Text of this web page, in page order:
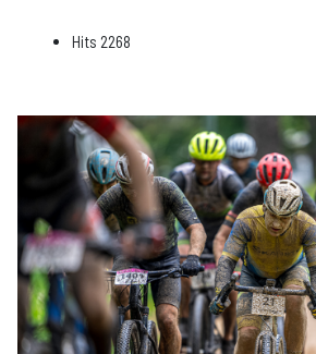
Hits 2268